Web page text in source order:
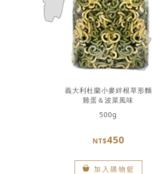
義大利杜蘭小麥絆根草形麵
雞蛋＆波菜風味
500g
NT$450
加入購物籃